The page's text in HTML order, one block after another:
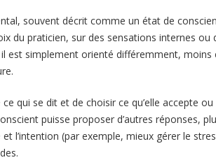
souvent décrit comme un état de
du praticien, sur des sensations internes ou
est simplement orienté différemment,
qui se dit et de choisir ce qu’elle accepte ou
puisse proposer d’autres réponses,
l’intention (par exemple, mieux gérer le